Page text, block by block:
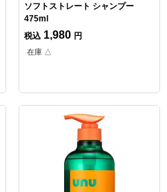
ソフトストレート シャンプー
475ml
税込 1,980 円
在庫 △